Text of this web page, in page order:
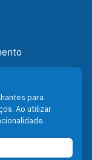
para
Ao utilizar